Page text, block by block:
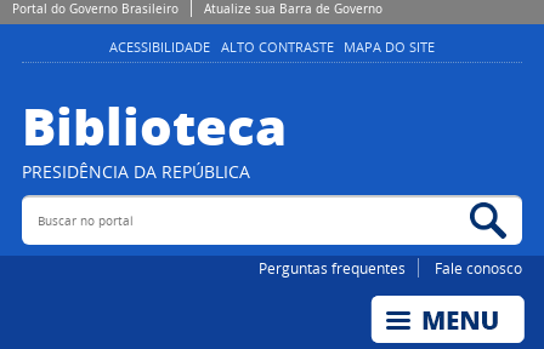
Portal do Governo Brasileiro Atualize sua Barra de Governo
ACESSIBILIDADE ALTO CONTRASTE MAPA DO SITE
Biblioteca
PRESIDÊNCIA DA REPÚBLICA
Buscar no portal
Perguntas frequentes Fale conosco